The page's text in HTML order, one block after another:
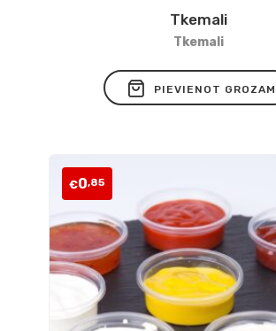
Tkemali
Tkemali
PIEVIENOT GROZAM
€0,85